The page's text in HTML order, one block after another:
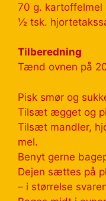
70 g. kartoffelmel
½ tsk.
Tilberedning
Tænd ovnen på
Pisk smør og
Tilsæt ægget og
Tilsæt mandler,
mel.
Benyt gerne
Dejen sættes på
– i størrelse